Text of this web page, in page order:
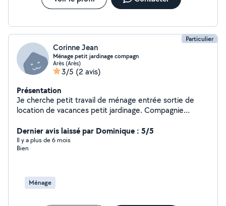
Particulier
Corinne Jean
Ménage petit jardinage compagn
Arès (Arès)
3/5 (2 avis)
Présentation
Je cherche petit travail de ménage entrée sortie de
location de vacances petit jardinage. Compagnie
Dernier avis laissé par Dominique : 5/5
Il y a plus de 6 mois
Bien
Ménage